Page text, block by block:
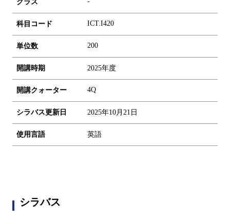
クラス
科目コード ICT.I420
単位数 200
開講時期 2025年度
開講クォーター 4Q
シラバス更新日 2025年10月21日
使用言語 英語
シラバス